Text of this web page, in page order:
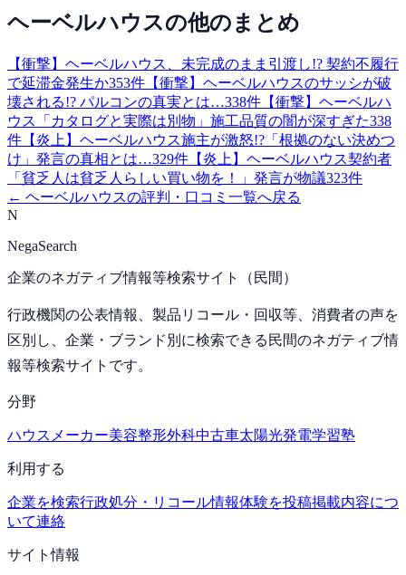
ヘーベルハウスの他のまとめ
【衝撃】ヘーベルハウス、未完成のまま引渡し!? 契約不履行
で延滞金発生か353件 【衝撃】ヘーベルハウスのサッシが破
壊される!? パルコンの真実とは…338件 【衝撃】ヘーベルハ
ウス「カタログと実際は別物」施工品質の闇が深すぎた338
件 【炎上】ヘーベルハウス施主が激怒!?「根拠のない決めつ
け」発言の真相とは…329件 【炎上】ヘーベルハウス契約者
「貧乏人は貧乏人らしい買い物を！」発言が物議323件
← ヘーベルハウスの評判・口コミ一覧へ戻る
N
NegaSearch
企業のネガティブ情報等検索サイト（民間）
行政機関の公表情報、製品リコール・回収等、消費者の声を
区別し、企業・ブランド別に検索できる民間のネガティブ情
報等検索サイトです。
分野
ハウスメーカー美容整形外科中古車太陽光発電学習塾
利用する
企業を検索行政処分・リコール情報体験を投稿掲載内容につ
いて連絡
サイト情報